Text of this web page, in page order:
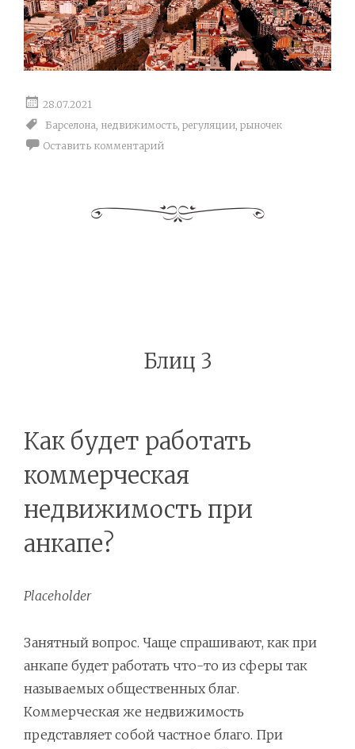
28.07.2021
Барселона, недвижимость, регуляции, рыночек
Оставить комментарий
Блиц 3
Как будет работать
коммерческая
недвижимость при
анкапе?
Placeholder
Занятный вопрос. Чаще спрашивают, как при
анкапе будет работать что-то из сферы так
называемых общественных благ.
Коммерческая же недвижимость
представляет собой частное благо. При